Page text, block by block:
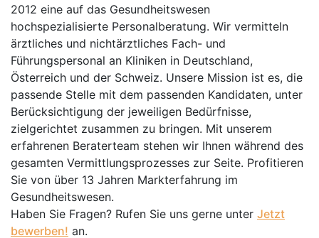
2012 eine auf das Gesundheitswesen
hochspezialisierte Personalberatung. Wir vermitteln
ärztliches und nichtärztliches Fach- und
Führungspersonal an Kliniken in Deutschland,
Österreich und der Schweiz. Unsere Mission ist es, die
passende Stelle mit dem passenden Kandidaten, unter
Berücksichtigung der jeweiligen Bedürfnisse,
zielgerichtet zusammen zu bringen. Mit unserem
erfahrenen Beraterteam stehen wir Ihnen während des
gesamten Vermittlungsprozesses zur Seite. Profitieren
Sie von über 13 Jahren Markterfahrung im
Gesundheitswesen.
Haben Sie Fragen? Rufen Sie uns gerne unter Jetzt
bewerben! an.